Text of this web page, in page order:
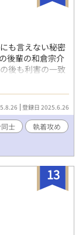
も言えない秘密
後輩の和倉宗介
後も利害の一致
てその金曜日を
リ（？）×くた
り 登録日 2025.6.26
士
執着攻め
13